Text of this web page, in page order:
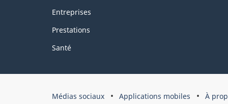
Entreprises
Prestations
Santé
Organisation
Médias sociaux Applications mobiles À